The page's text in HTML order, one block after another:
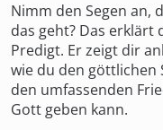
Nimm den Segen an,
das geht? Das erklärt
Predigt. Er zeigt dir
wie du den göttlichen
den umfassenden
Gott geben kann.